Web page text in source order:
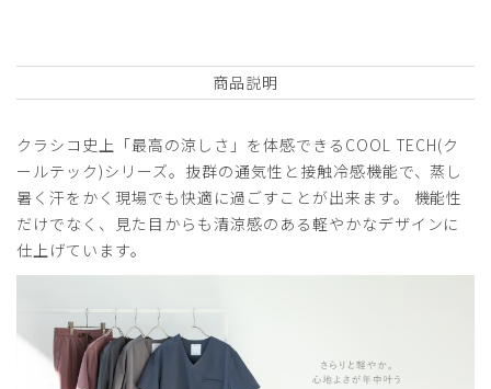
商品説明
クラシコ史上「最高の涼しさ」を体感できるCOOL TECH(ク
ールテック)シリーズ。抜群の通気性と接触冷感機能で、蒸し
暑く汗をかく現場でも快適に過ごすことが出来ます。 機能性
だけでなく、見た目からも清涼感のある軽やかなデザインに
仕上げています。